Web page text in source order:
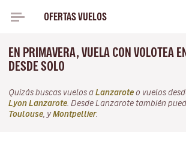
OFERTAS VUELOS
EN PRIMAVERA, VUELA CON VOLOTEA
DESDE SOLO
Quizás buscas vuelos a Lanzarote o vuelos
Lyon Lanzarote . Desde Lanzarote también
Toulouse , y Montpellier.